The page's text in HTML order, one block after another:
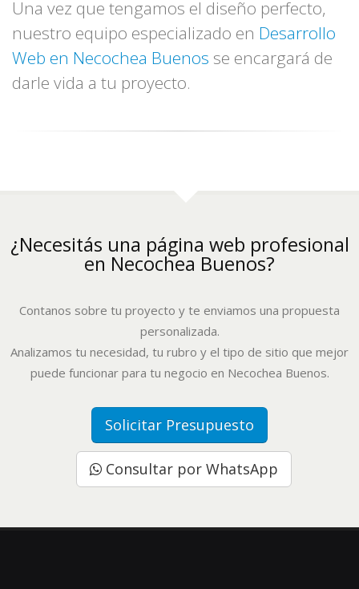
Una vez que tengamos el diseño perfecto,
nuestro equipo especializado en Desarrollo
Web en Necochea Buenos se encargará de
darle vida a tu proyecto.
¿Necesitás una página web profesional
en Necochea Buenos?
Contanos sobre tu proyecto y te enviamos una propuesta
personalizada.
Analizamos tu necesidad, tu rubro y el tipo de sitio que mejor
puede funcionar para tu negocio en Necochea Buenos.
Solicitar Presupuesto
Consultar por WhatsApp